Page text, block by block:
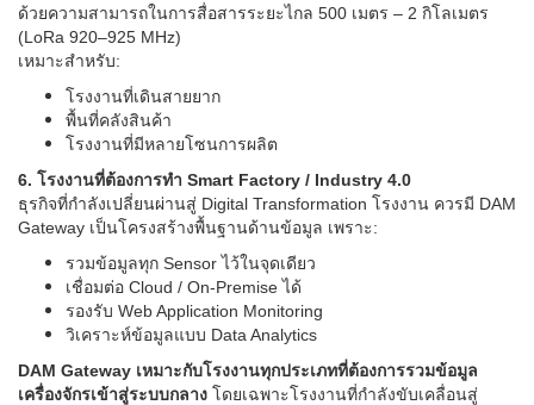
ด้วยความสามารถในการสื่อสารระยะไกล 500 เมตร – 2 กิโลเมตร
(LoRa 920–925 MHz)
เหมาะสำหรับ:
โรงงานที่เดินสายยาก
พื้นที่คลังสินค้า
โรงงานที่มีหลายโซนการผลิต
6. โรงงานที่ต้องการทำ Smart Factory / Industry 4.0
ธุรกิจที่กำลังเปลี่ยนผ่านสู่ Digital Transformation โรงงาน ควรมี DAM
Gateway เป็นโครงสร้างพื้นฐานด้านข้อมูล เพราะ:
รวมข้อมูลทุก Sensor ไว้ในจุดเดียว
เชื่อมต่อ Cloud / On-Premise ได้
รองรับ Web Application Monitoring
วิเคราะห์ข้อมูลแบบ Data Analytics
DAM Gateway เหมาะกับโรงงานทุกประเภทที่ต้องการรวมข้อมูล
เครื่องจักรเข้าสู่ระบบกลาง โดยเฉพาะโรงงานที่กำลังขับเคลื่อนสู่